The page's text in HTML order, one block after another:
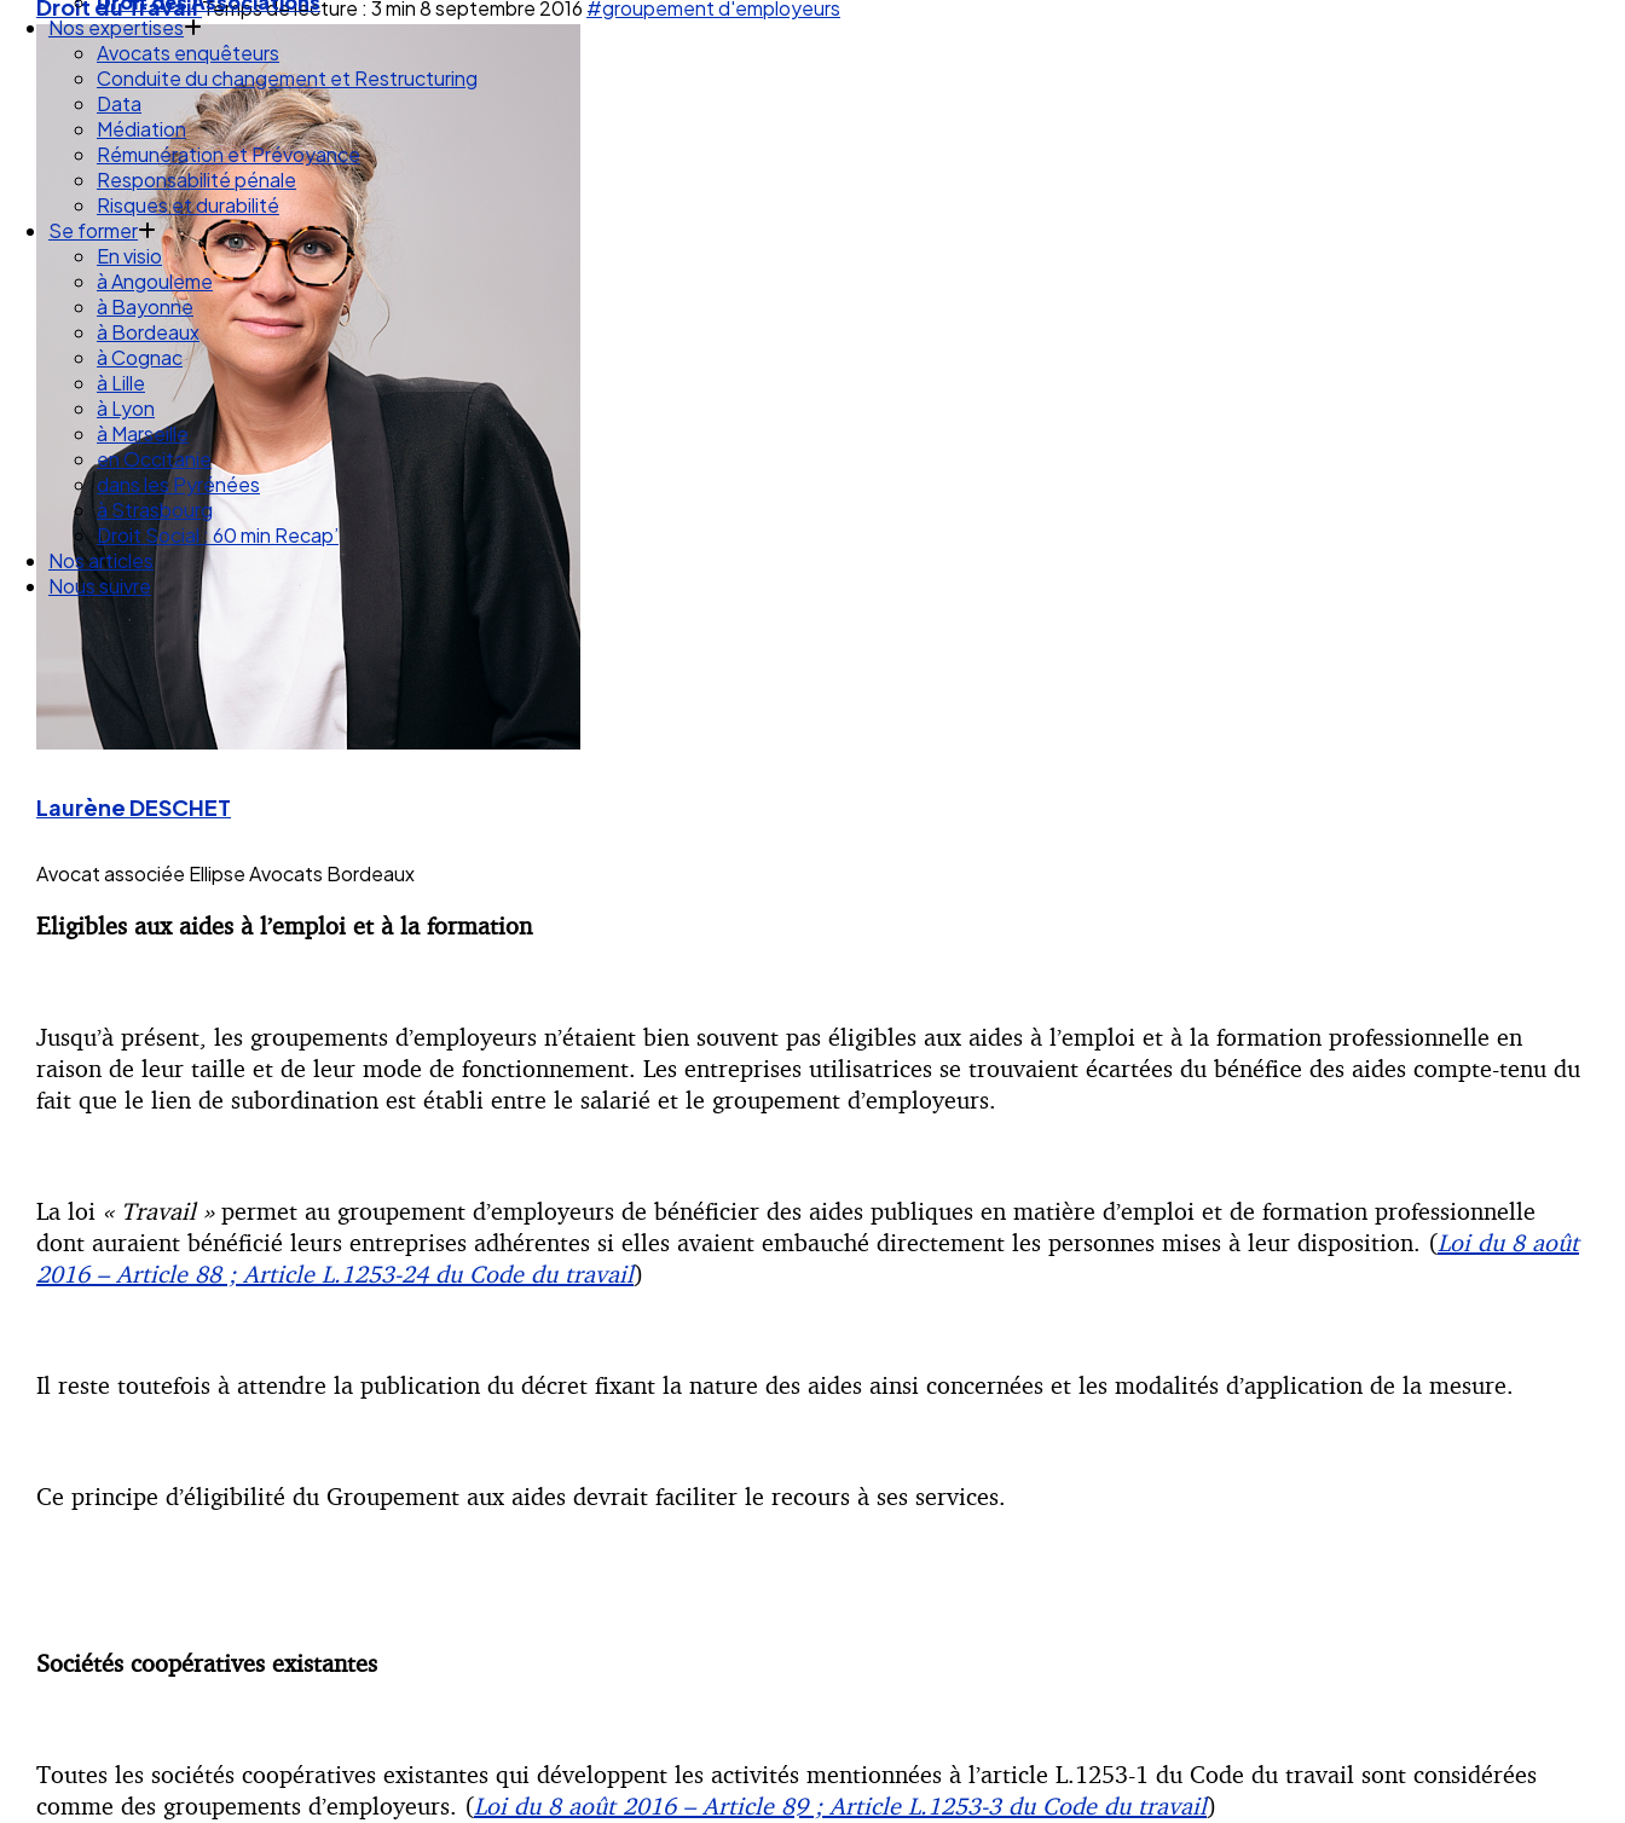
Nos expertises
Avocats enquêteurs
Conduite du changement et Restructuring
Data
Médiation
Rémunération et Prévoyance
Responsabilité pénale
Risques et durabilité
Se former
En visio
à Angouleme
à Bayonne
à Bordeaux
à Cognac
à Lille
à Lyon
à Marseille
en Occitanie
dans les Pyrénées
à Strasbourg
Droit Social : 60 min Recap’
Nos articles
Nous suivre
Droit du TravailTemps de lecture : 3 min8 septembre 2016 #groupement d'employeurs
Laurène DESCHET
Avocat associée Ellipse Avocats Bordeaux
Eligibles aux aides à l’emploi et à la formation
Jusqu’à présent, les groupements d’employeurs n’étaient bien souvent pas éligibles aux aides à l’emploi et à la formation professionnelle en
raison de leur taille et de leur mode de fonctionnement. Les entreprises utilisatrices se trouvaient écartées du bénéfice des aides compte-tenu du
fait que le lien de subordination est établi entre le salarié et le groupement d’employeurs.
La loi « Travail »permet au groupement d’employeurs de bénéficier des aides publiques en matière d’emploi et de formation professionnelle
dont auraient bénéficié leurs entreprises adhérentes si elles avaient embauché directement les personnes mises à leur disposition. (Loi du 8 août
2016 – Article 88 ; Article L.1253-24 du Code du travail)
Il reste toutefois à attendre la publication du décret fixant la nature des aides ainsi concernées et les modalités d’application de la mesure.
Ce principe d’éligibilité du Groupement aux aides devrait faciliter le recours à ses services.
Sociétés coopératives existantes
Toutes les sociétés coopératives existantes qui développent les activités mentionnées à l’article L.1253-1 du Code du travail sont considérées
comme des groupements d’employeurs. (Loi du 8 août 2016 – Article 89 ; Article L.1253-3 du Code du travail)